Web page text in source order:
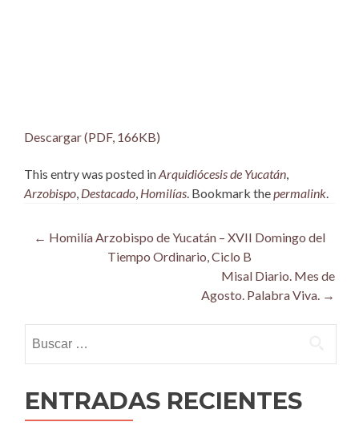
Descargar (PDF, 166KB)
This entry was posted inArquidiócesis de Yucatán,
Arzobispo, Destacado, Homilías. Bookmark thepermalink.
Post
navigation
← Homilía Arzobispo de Yucatán – XVII Domingo del
Tiempo Ordinario, Ciclo B
Misal Diario. Mes de
Agosto. Palabra Viva. →
ENTRADAS RECIENTES